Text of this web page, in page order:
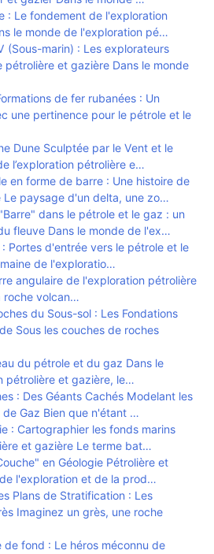
: Le fondement de l'exploration
le monde de l'exploration pé…
(Sous-marin) : Les explorateurs
pétrolière et gazière Dans le monde
de fer rubanées : Un
une pertinence pour le pétrole et le
Dune Sculptée par le Vent et le
l’exploration pétrolière e…
en forme de barre : Une histoire de
Le paysage d'un delta, une zo…
dans le pétrole et le gaz : un
fleuve Dans le monde de l'ex…
: Portes d'entrée vers le pétrole et le
de l'exploratio…
angulaire de l'exploration pétrolière
roche volcan…
du Sous-sol : Les Fondations
Sous les couches de roches
du pétrole et du gaz Dans le
pétrolière et gazière, le…
: Des Géants Cachés Modelant les
de Gaz Bien que n'étant …
: Cartographier les fonds marins
et gazière Le terme bat…
en Géologie Pétrolière et
l'exploration et de la prod…
Plans de Stratification : Les
Imaginez un grès, une roche
de fond : Le héros méconnu de